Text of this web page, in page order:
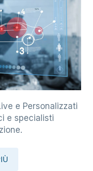
e Personalizzati
e specialisti